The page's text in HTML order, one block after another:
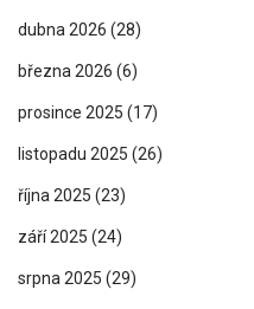
dubna 2026 (28)
března 2026 (6)
prosince 2025 (17)
listopadu 2025 (26)
října 2025 (23)
září 2025 (24)
srpna 2025 (29)